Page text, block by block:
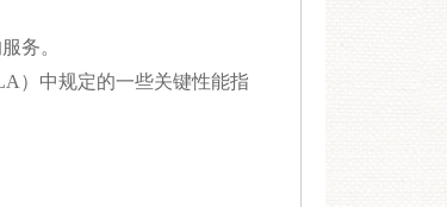
务。
）中规定的一些关键性能指